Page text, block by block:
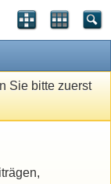
Sie bitte zuerst